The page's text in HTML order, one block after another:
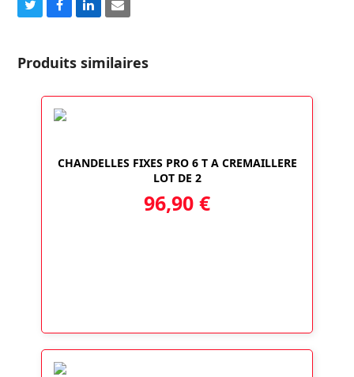
Share
Twitter
Share
Facebook
Share
LinkedIn
Share
Email
Produits similaires
CHANDELLES FIXES PRO 6 T A CREMAILLERE
LOT DE 2
96,90 €